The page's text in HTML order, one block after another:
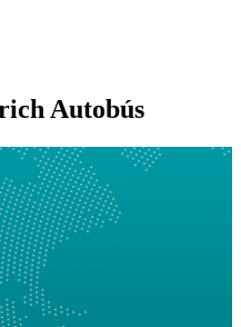
Autobús